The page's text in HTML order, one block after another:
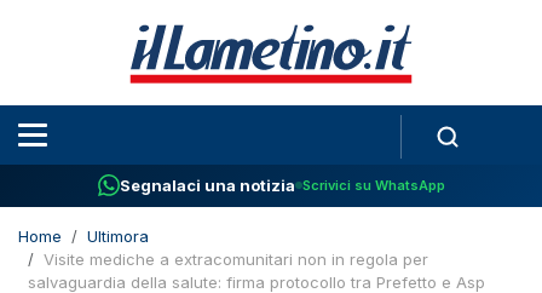
Segnalaci una notizia Scrivici su WhatsApp
Home
Ultimora
Visite mediche a extracomunitari non in regola per
salvaguardia della salute: firma protocollo tra Prefetto e Asp